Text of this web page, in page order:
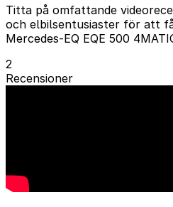
Titta på omfattande
och elbilsentusiaster för att
Mercedes-EQ EQE 500
2
Recensioner